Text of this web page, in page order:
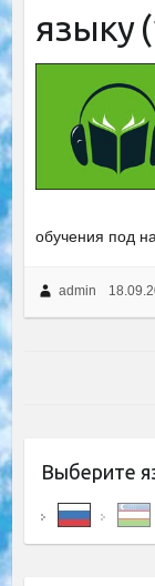
языку
обучения под
admin
Выберите